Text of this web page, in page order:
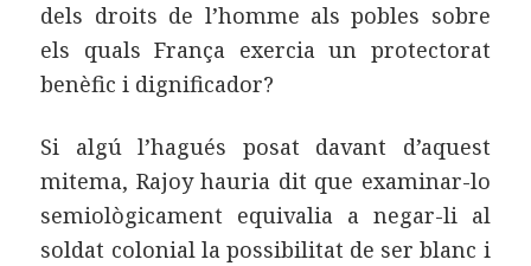
dels droits de l’homme als pobles sobre
els quals França exercia un protectorat
benèfic i dignificador?
Si algú l’hagués posat davant d’aquest
mitema, Rajoy hauria dit que examinar-lo
semiològicament equivalia a negar-li al
soldat colonial la possibilitat de ser blanc i